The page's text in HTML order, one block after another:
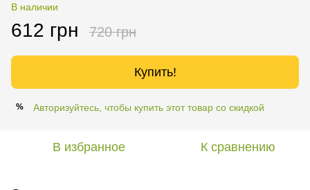
В наличии
612 грн 720 грн
Купить!
% Авторизуйтесь, чтобы купить этот товар со скидкой
В избранное К сравнению